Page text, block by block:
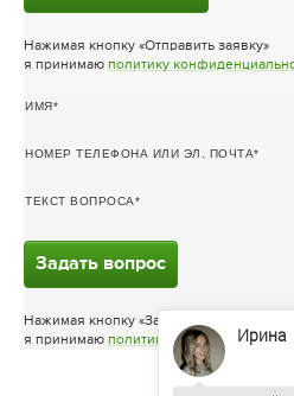
Нажимая кнопку «Отправить заявку»
я принимаю политику
ИМЯ
НОМЕР ТЕЛЕФОНА ИЛИ ЭЛ. ПОЧТА
ТЕКСТ ВОПРОСА
Задать вопрос
Нажимая кнопку «Задать вопрос»
я принимаю политику